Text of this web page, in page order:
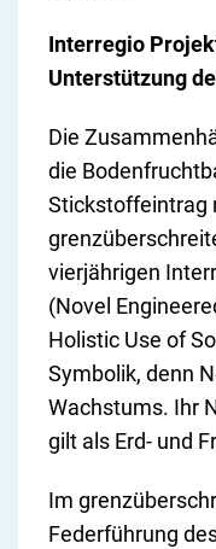
Interregio
Unterstützung
Die
die
Stickstoffeintrag
vierjährigen
(Novel
Holistic Use of
Symbolik, denn
Wachstums. Ihr
gilt als Erd- und
Im
Federführung